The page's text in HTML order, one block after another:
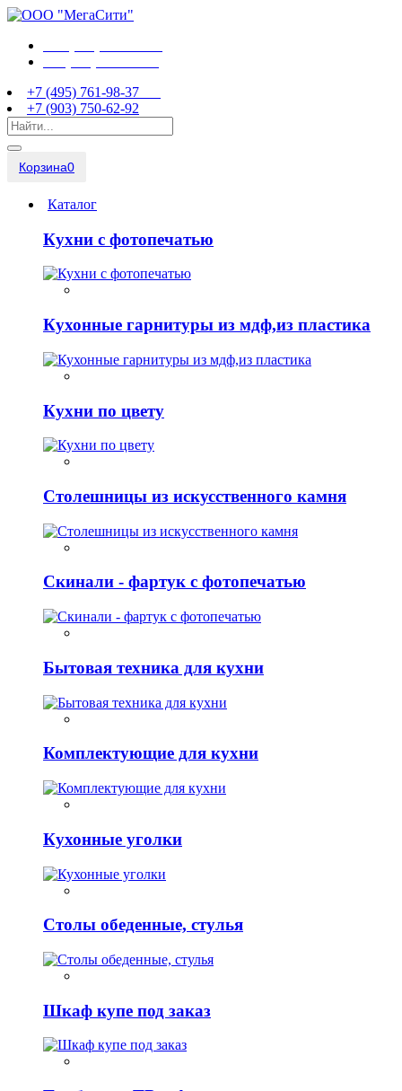
+7 (495) 761-98-37
+7 (903) 750-62-92
Корзина0
Каталог
Кухни с фотопечатью
Кухонные гарнитуры из мдф,из пластика
Кухни по цвету
Столешницы из искусственного камня
Скинали - фартук с фотопечатью
Бытовая техника для кухни
Комплектующие для кухни
Кухонные уголки
Столы обеденные, стулья
Шкаф купе под заказ